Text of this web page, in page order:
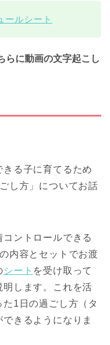
ールシート
らに動画の文字起こし
る子に育てるため
し方」についてお話
ントロールできる
内容とセットでお渡
シート を受け取って
します。これを活
1日の過ごし方（タ
きるようになりま